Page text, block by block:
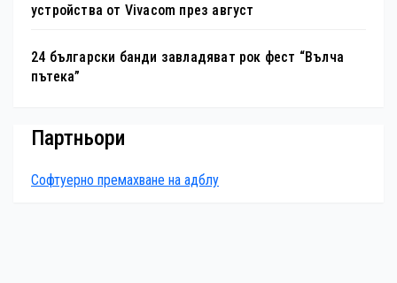
устройства от Vivacom през август
24 български банди завладяват рок фест “Вълча
пътека”
Партньори
Софтуерно премахване на адблу